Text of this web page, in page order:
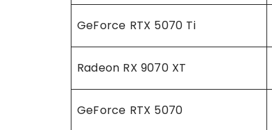
GeForce RTX 5070 Ti
Radeon RX 9070 XT
GeForce RTX 5070